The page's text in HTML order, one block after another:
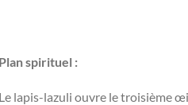
Plan spirituel :
Le lapis-lazuli ouvre le troisième